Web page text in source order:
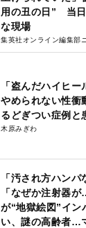
用の丑の日” 当
な現場
集英社オンライン編集部
「盗んだハイヒ
やめられない性衝
るどぎつい症例と
木原みぎわ
「汚され方ハンパ
「なぜか注射器
が“地獄絵図”イン
い、謎の高齢者…